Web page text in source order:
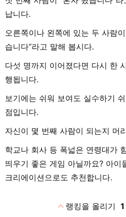
납니다.
오른쪽이나 왼쪽에 있는 두 사람
습니다”라고 말해 봅시다.
다섯 명까지 이어졌다면 다시 한
행됩니다.
보기에는 쉬워 보여도 실수하기
점입니다.
자신이 몇 번째 사람이 되는지 머
학교나 회사 등 폭넓은 연령대가
띄우기 좋은 게임 아닐까요? 아이
크리에이션으로도 추천합니다.
expand_less랭킹을 올리기 1